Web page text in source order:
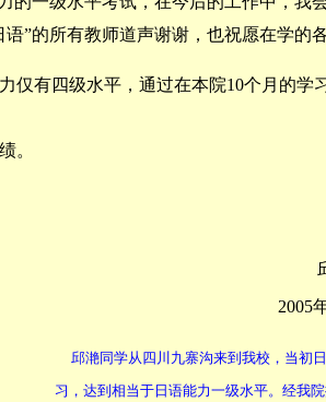
”的所有教师道声谢谢，也祝愿在学的
有四级水平，通过在本院10个月的学
。
2005
邱滟同学从四川九寨沟来到我校，当初
习，达到相当于日语能力一级水平。经我